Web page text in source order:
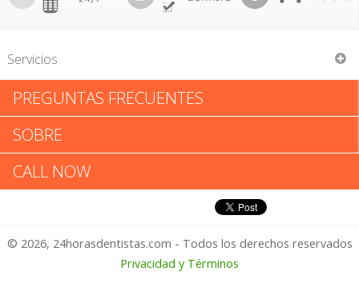
Servicios
Annie Howard
Annie Howard: Califica tu
Experiencia
1 – No Feliz
PREGUNTAS FRECUENTES
SOBRE
CALL NOW
© 2026, 24horasdentistas.com - Todos los derechos reservados
Privacidad y Términos